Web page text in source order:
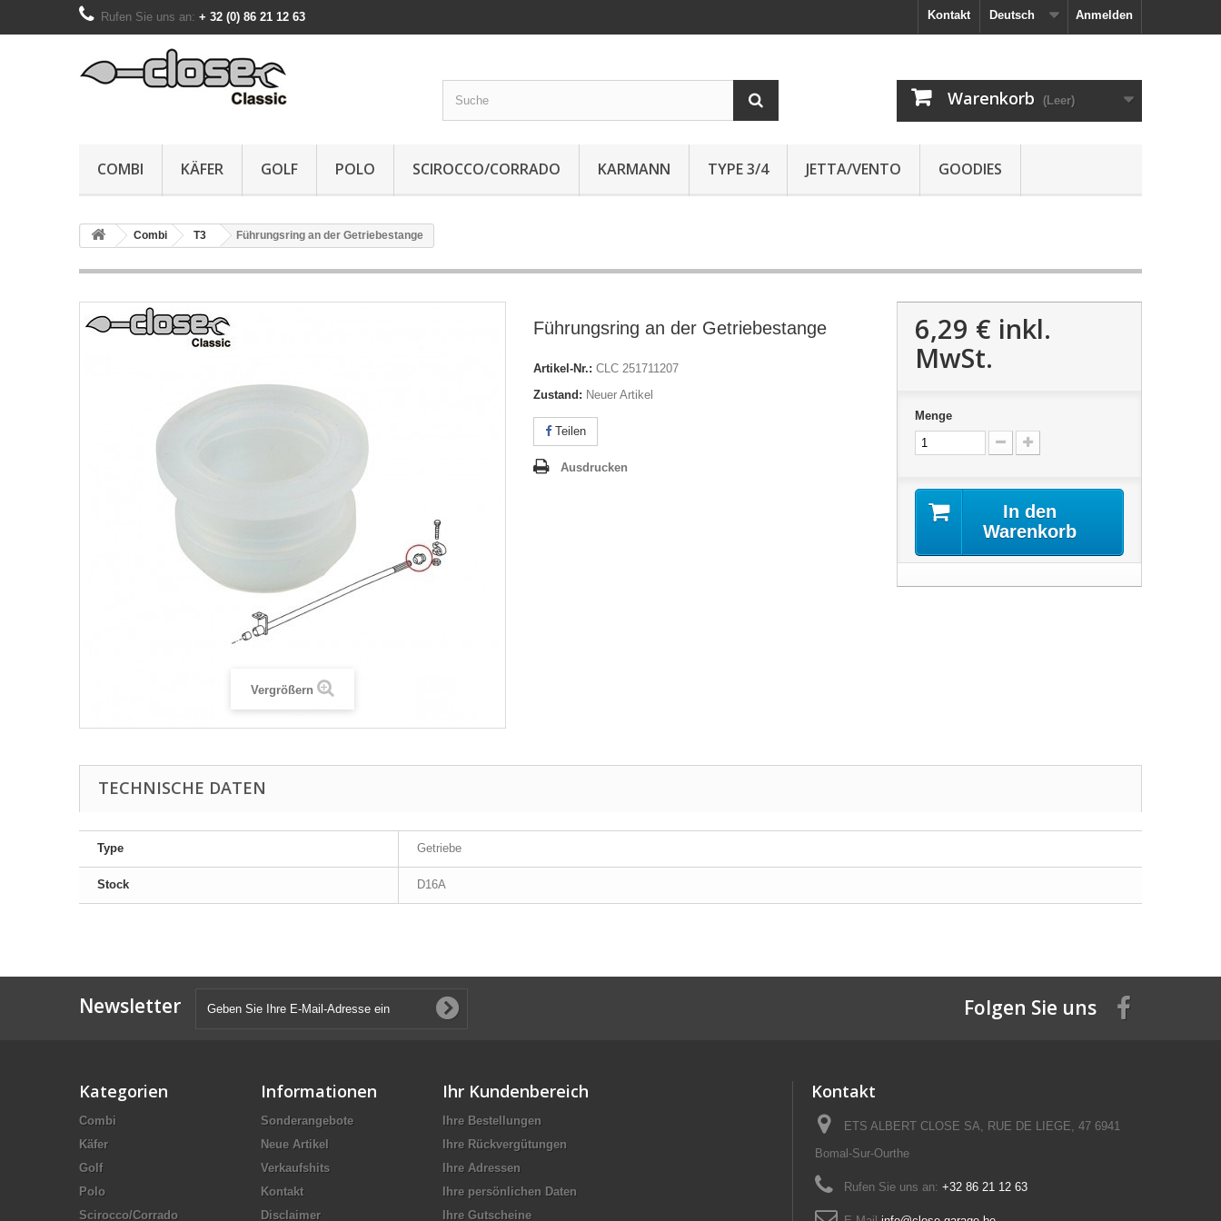
Anmelden
Deutsch
Kontakt
Rufen Sie uns an: + 32 (0) 86 21 12 63
Warenkorb (Leer)
COMBI KÄFER GOLF POLO SCIROCCO/CORRADO KARMANN TYPE 3/4 JETTA/VENTO GOODIES
Combi T3 Führungsring an der Getriebestange
Vergrößern
Führungsring an der Getriebestange
Artikel-Nr.: CLC 251711207
Zustand: Neuer Artikel
Teilen
Ausdrucken
6,29 € inkl.
MwSt.
Menge
In den
Warenkorb
TECHNISCHE DATEN
Type Getriebe
Stock D16A
Newsletter Folgen Sie uns
Kategorien
Combi
Käfer
Golf
Polo
Scirocco/Corrado
Informationen
Sonderangebote
Neue Artikel
Verkaufshits
Kontakt
Disclaimer
Ihr Kundenbereich
Ihre Bestellungen
Ihre Rückvergütungen
Ihre Adressen
Ihre persönlichen Daten
Ihre Gutscheine
Kontakt
ETS ALBERT CLOSE SA, RUE DE LIEGE, 47 6941
Bomal-Sur-Ourthe
Rufen Sie uns an: +32 86 21 12 63